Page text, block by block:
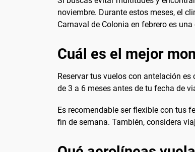
noviembre. Durante estos meses, el
Carnaval de Colonia en febrero es
Cuál es el mejor
Reservar tus vuelos con antelación
de 3 a 6 meses antes de tu fecha de
Es recomendable ser flexible con tus
fin de semana. También, considera